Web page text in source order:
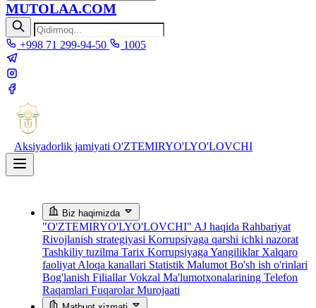
MUTOLAA.COM
+998 71 299-94-50 1005
Aksiyadorlik jamiyati O'ZTEMIRYO'LYO'LOVCHI
Biz haqimizda
"O'ZTEMIRYO'LYO'LOVCHI" AJ haqida Rahbariyat
Rivojlanish strategiyasi Korrupsiyaga qarshi ichki nazorat
Tashkiliy tuzilma Tarix Korrupsiyaga Yangiliklar Xalqaro
faoliyat Aloqa kanallari Statistik Malumot Bo'sh ish o'rinlari
Bog'lanish FiliallarVokzal Ma'lumotxonalarining Telefon
Raqamlari Fuqarolar Murojaati